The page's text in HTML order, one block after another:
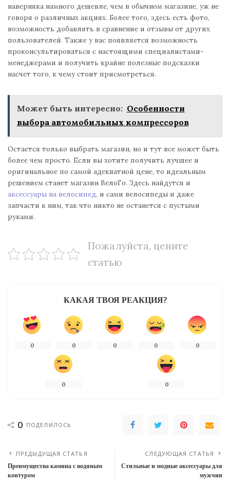
наверняка намного дешевле, чем в обычном магазине, уж не
говоря о различных акциях. Более того, здесь есть фото,
возможность добавлять в сравнение и отзывы от других
пользователей. Также у вас появляется возможность
проконсультироваться с настоящими специалистами-
менеджерами и получить крайне полезные подсказки
насчет того, к чему стоит присмотреться.
Может быть интересно: Особенности
выбора автомобильных компрессоров
Остается только выбрать магазин, но и тут все может быть
более чем просто. Если вы хотите получить лучшее и
оригинальное по самой адекватной цене, то идеальным
решением станет магазин ВелоГо. Здесь найдутся и
аксессуары на велосипед, и сами велосипеды и даже
запчасти к ним, так что никто не останется с пустыми
руками.
Пожалуйста, цените
статью
КАКАЯ ТВОЯ РЕАКЦИЯ?
0 0 0 0 0
0 0
0 ПОДЕЛИЛОСЬ
ПРЕДЫДУЩАЯ СТАТЬЯ
Преимущества камина с водяным
контуром
СЛЕДУЮЩАЯ СТАТЬЯ
Стильные и модные аксессуары для
мужчин